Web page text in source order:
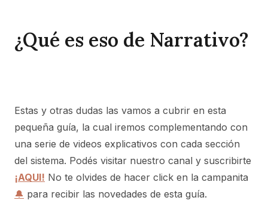
¿Qué es eso de Narrativo?
Estas y otras dudas las vamos a cubrir en esta
pequeña guía, la cual iremos complementando con
una serie de videos explicativos con cada sección
del sistema. Podés visitar nuestro canal y suscribirte
¡AQUI! No te olvides de hacer click en la campanita
🔔 para recibir las novedades de esta guía.